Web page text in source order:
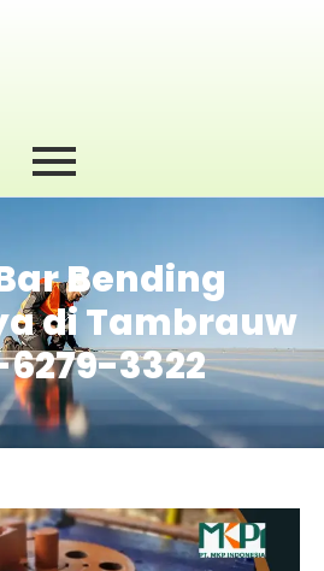
Bending
di Tambrauw
3322